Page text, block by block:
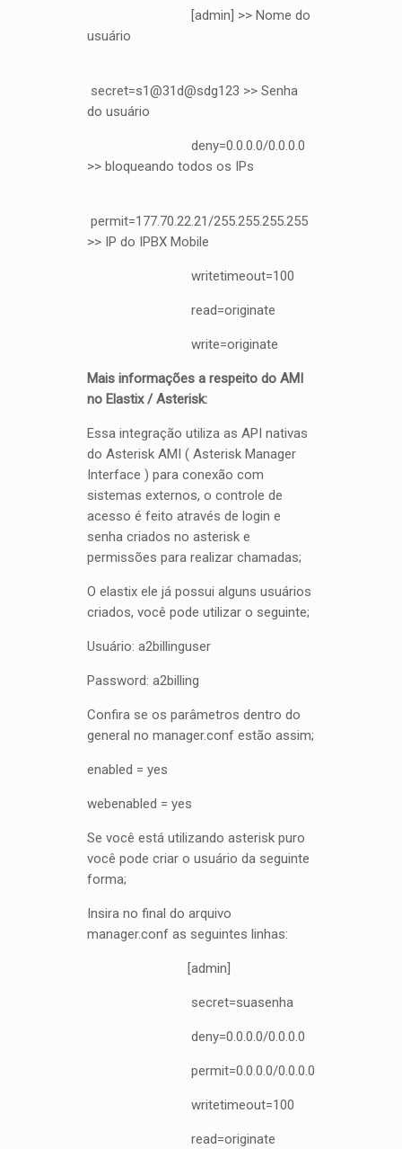
[admin] >> Nome do
usuário
secret=s1@31d@sdg123 >> Senha
do usuário
deny=0.0.0.0/0.0.0.0
>> bloqueando todos os IPs
permit=177.70.22.21/255.255.255.255
>> IP do IPBX Mobile
writetimeout=100
read=originate
write=originate
Mais informações a respeito do AMI
no Elastix / Asterisk:
Essa integração utiliza as API nativas
do Asterisk AMI ( Asterisk Manager
Interface ) para conexão com
sistemas externos, o controle de
acesso é feito através de login e
senha criados no asterisk e
permissões para realizar chamadas;
O elastix ele já possui alguns usuários
criados, você pode utilizar o seguinte;
Usuário: a2billinguser
Password: a2billing
Confira se os parâmetros dentro do
general no manager.conf estão assim;
enabled = yes
webenabled = yes
Se você está utilizando asterisk puro
você pode criar o usuário da seguinte
forma;
Insira no final do arquivo
manager.conf as seguintes linhas:
[admin]
secret=suasenha
deny=0.0.0.0/0.0.0.0
permit=0.0.0.0/0.0.0.0
writetimeout=100
read=originate